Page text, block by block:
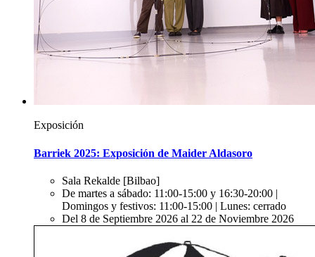
Exposición
Barriek 2025: Exposición de Maider Aldasoro
Sala Rekalde [Bilbao]
De martes a sábado: 11:00-15:00 y 16:30-20:00 |
Domingos y festivos: 11:00-15:00 | Lunes: cerrado
Del 8 de Septiembre 2026 al 22 de Noviembre 2026